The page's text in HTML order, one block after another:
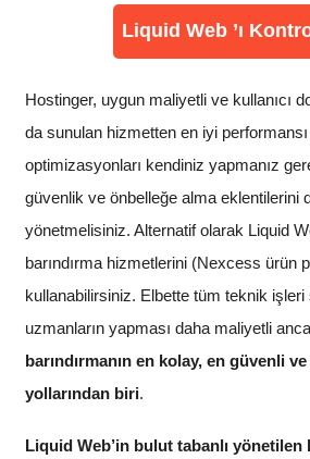
Liquid Web ’ı
Hostinger, uygun maliyetli ve kullanıcı
da sunulan hizmetten en iyi
optimizasyonları kendiniz yapmanız
güvenlik ve önbelleğe alma eklentilerini
yönetmelisiniz. Alternatif olarak Liquid
barındırma hizmetlerini (Nexcess ürün
kullanabilirsiniz. Elbette tüm teknik
uzmanların yapması daha maliyetli
barındırmanın en kolay, en güvenli
yollarından biri.
Liquid Web’in bulut tabanlı yönetilen